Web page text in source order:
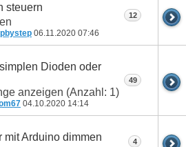
steuern
06.11.2020 07:46
12
Dioden oder
04.10.2020 14:14
49
mit Arduino dimmen 4